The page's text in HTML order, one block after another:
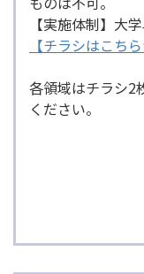
【実施体制】大
【チラシはこちら
各領域はチラシ2
ください。